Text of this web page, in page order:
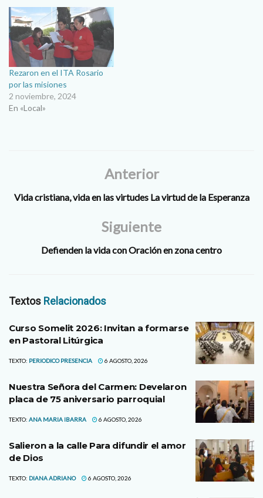
Rezaron en el ITA Rosario
por las misiones
2 noviembre, 2024
En «Local»
Anterior
Vida cristiana, vida en las virtudes La virtud de la Esperanza
Siguiente
Defienden la vida con Oración en zona centro
Textos Relacionados
Curso Somelit 2026: Invitan a formarse
en Pastoral Litúrgica
TEXTO: PERIODICO PRESENCIA 6 AGOSTO, 2026
Nuestra Señora del Carmen: Develaron
placa de 75 aniversario parroquial
TEXTO: ANA MARIA IBARRA 6 AGOSTO, 2026
Salieron a la calle Para difundir el amor
de Dios
TEXTO: DIANA ADRIANO 6 AGOSTO, 2026